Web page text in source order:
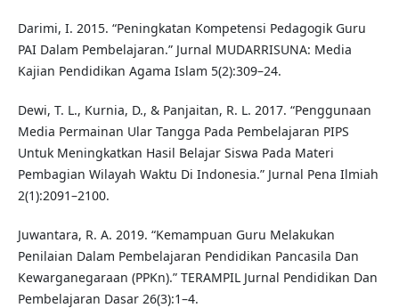
Darimi, I. 2015. “Peningkatan Kompetensi Pedagogik Guru
PAI Dalam Pembelajaran.” Jurnal MUDARRISUNA: Media
Kajian Pendidikan Agama Islam 5(2):309–24.
Dewi, T. L., Kurnia, D., & Panjaitan, R. L. 2017. “Penggunaan
Media Permainan Ular Tangga Pada Pembelajaran PIPS
Untuk Meningkatkan Hasil Belajar Siswa Pada Materi
Pembagian Wilayah Waktu Di Indonesia.” Jurnal Pena Ilmiah
2(1):2091–2100.
Juwantara, R. A. 2019. “Kemampuan Guru Melakukan
Penilaian Dalam Pembelajaran Pendidikan Pancasila Dan
Kewarganegaraan (PPKn).” TERAMPIL Jurnal Pendidikan Dan
Pembelajaran Dasar 26(3):1–4.